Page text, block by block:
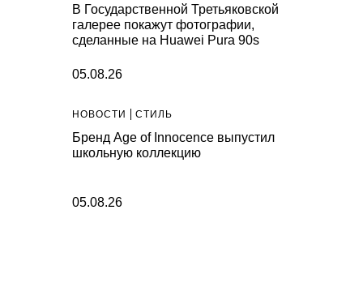
В Государственной Третьяковской
галерее покажут фотографии,
сделанные на Huawei Pura 90s
05.08.26
НОВОСТИ СТИЛЬ
Бренд Age of Innocence выпустил
школьную коллекцию
05.08.26